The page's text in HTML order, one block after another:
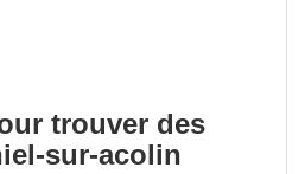
trouver des
sur-acolin